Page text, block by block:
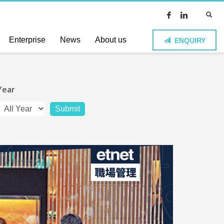
Enterprise News About us ENQUIRY